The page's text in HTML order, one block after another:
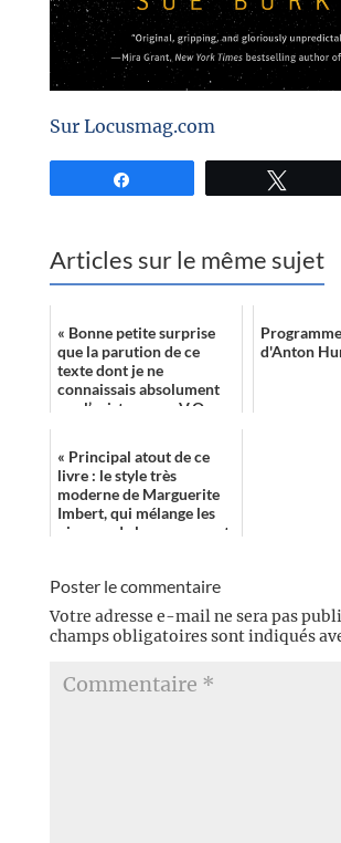
Sur Locusmag.com
Articles sur le même sujet
« Bonne petite surprise
que la parution de ce
texte dont je ne
connaissais absolument
pas l’existence en V.O. »
d'Anton
« Principal atout de ce
livre : le style très
moderne de Marguerite
Imbert, qui mélange les
niveaux de langage, argot
Poster le commentaire
Votre adresse e-mail ne sera pas
champs obligatoires sont indiqués